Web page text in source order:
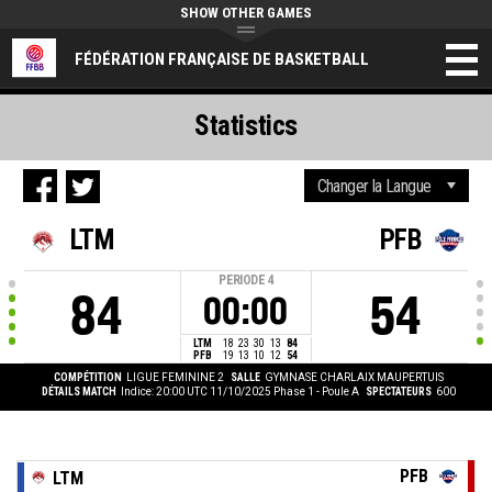
FÉDÉRATION FRANÇAISE DE BASKETBALL
SHOW OTHER GAMES
LTM
84
PERIODE 4
00:00
LTM 18 23 30 13 84
PFB
19 13 10 12 54
PFB
54
COMPÉTITION LIGUE FEMININE 2 SALLE GYMNASE CHARLAIX MAUPERTUIS
DÉTAILS MATCH
Indice: 20:00 UTC 11/10/2025 Phase 1 - Poule A SPECTATEURS 600
Statistics
LTM PFB